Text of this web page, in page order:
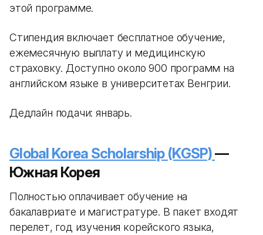
этой программе.
Стипендия включает бесплатное обучение,
ежемесячную выплату и медицинскую
страховку. Доступно около 900 программ на
английском языке в университетах Венгрии.
Дедлайн подачи: январь.
Global Korea Scholarship (KGSP)—
Южная Корея
Полностью оплачивает обучение на
бакалавриате и магистратуре. В пакет входят
перелет, год изучения корейского языка,